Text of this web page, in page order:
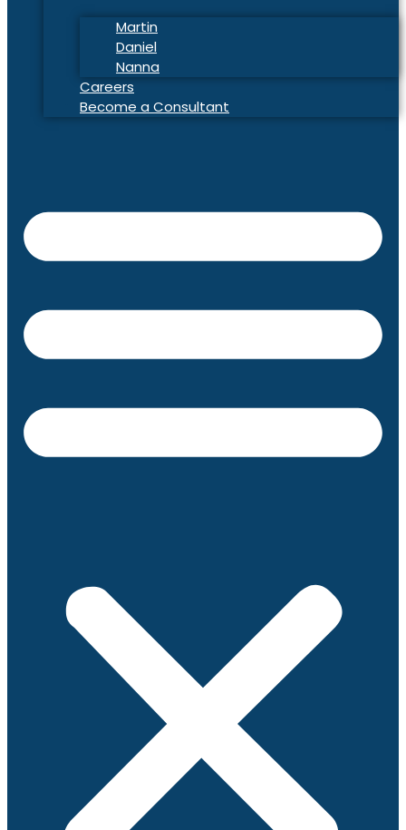
Martin
Daniel
Nanna
Careers
Become a Consultant